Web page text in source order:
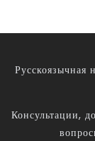
Консультации,